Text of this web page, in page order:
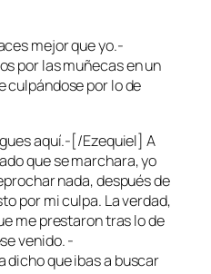
mejor que yo.-
por las muñecas en un
por lo de
aquí.-[/Ezequiel] A
que se marchara, yo
nada, después de
por mi culpa. La verdad,
me prestaron tras lo de
venido. -
dicho que ibas a buscar